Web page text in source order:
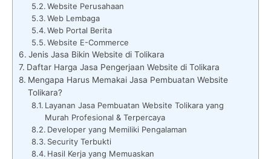
Website Perusahaan
Web Lembaga
Web Portal Berita
Website E-Commerce
Jenis Jasa Bikin Website di Tolikara
Daftar Harga Jasa Pengerjaan Website di Tolikara
Mengapa Harus Memakai Jasa Pembuatan Website
Tolikara?
Layanan Jasa Pembuatan Website Tolikara yang
Murah Profesional & Terpercaya
Developer yang Memiliki Pengalaman
Security Terbukti
Hasil Kerja yang Memuaskan